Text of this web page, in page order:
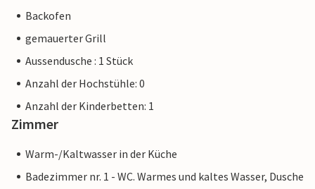
Backofen
gemauerter Grill
Aussendusche : 1 Stück
Anzahl der Hochstühle: 0
Anzahl der Kinderbetten: 1
Zimmer
Warm-/Kaltwasser in der Küche
Badezimmer nr. 1 - WC. Warmes und kaltes Wasser, Dusche